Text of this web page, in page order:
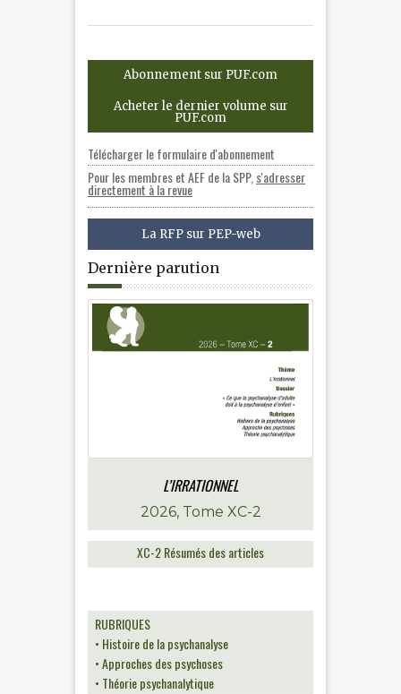
Abonnement sur PUF.com
Acheter le dernier volume sur
PUF.com
Télécharger le formulaire d'abonnement
Pour les membres et AEF de la SPP, s'adresser
directement à la revue
La RFP sur PEP-web
Dernière parution
L’IRRATIONNEL
2026, Tome XC-2
XC-2 Résumés des articles
RUBRIQUES
• Histoire de la psychanalyse
• Approches des psychoses
• Théorie psychanalytique